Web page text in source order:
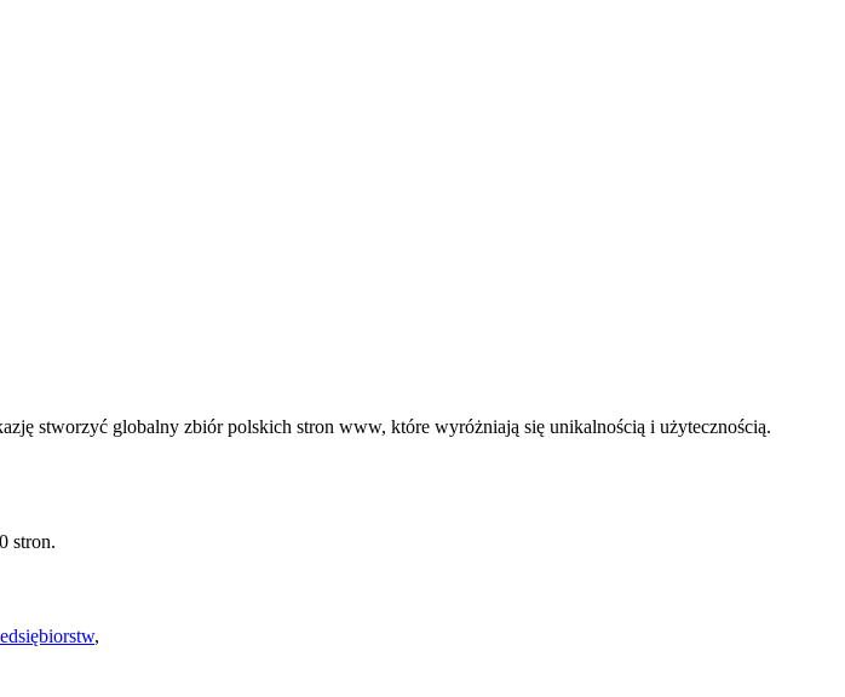
stworzyć globalny zbiór polskich stron www, które wyróżniają się unikalnością i użytecznością.
stron.
,